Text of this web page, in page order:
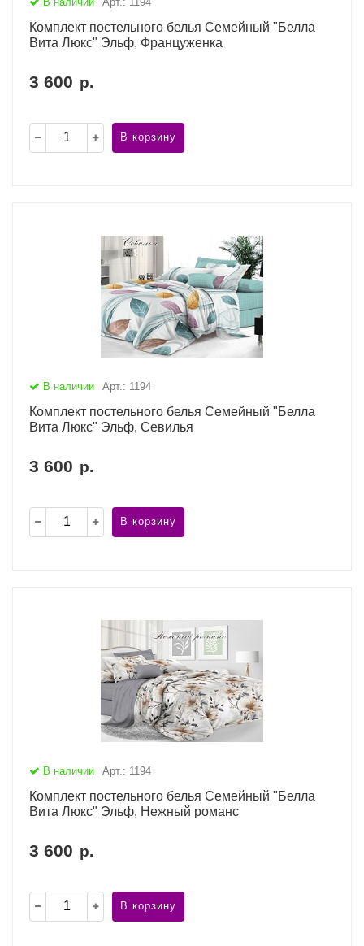
Комплект постельного белья Семейный "Белла
Вита Люкс" Эльф, Француженка
3 600 р.
В корзину
В наличии Арт.: 1194
Комплект постельного белья Семейный "Белла
Вита Люкс" Эльф, Севилья
3 600 р.
В корзину
В наличии Арт.: 1194
Комплект постельного белья Семейный "Белла
Вита Люкс" Эльф, Нежный романс
3 600 р.
В корзину